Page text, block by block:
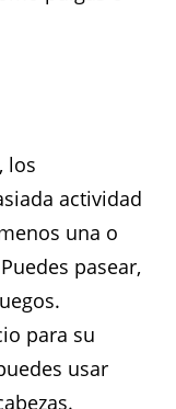
los
actividad
una o
pasear,
para su
usar